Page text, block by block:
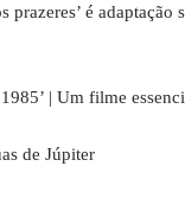
prazeres’ é adaptação
| Um filme
de Júpiter